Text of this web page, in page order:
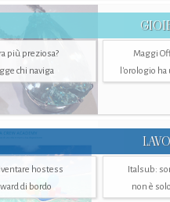
più preziosa?
chi naviga
Maggi
l'orologio
hostess
di bordo
Italsub:
non è